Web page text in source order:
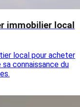
immobilier local
local pour acheter
connaissance du